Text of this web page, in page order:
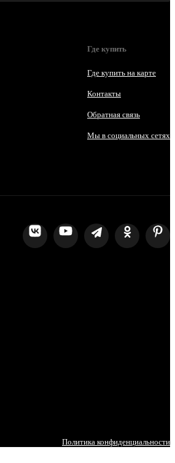
Где купить
Где купить на карте
Контакты
Обратная связь
Мы в социальных сетях
Политика конфиденциальности